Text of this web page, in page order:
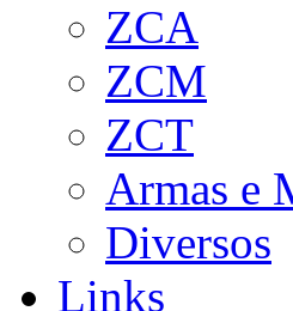
ZCA
ZCM
ZCT
Armas e
Diversos
Links